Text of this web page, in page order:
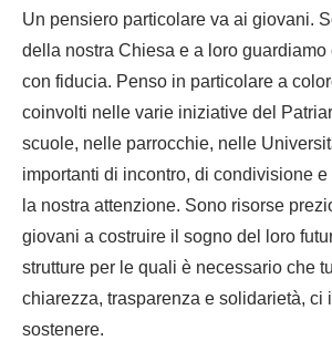
Un pensiero particolare va ai giovani.
della nostra Chiesa e a loro
con fiducia. Penso in particolare a
coinvolti nelle varie iniziative del
scuole, nelle parrocchie, nelle
importanti di incontro, di condivisione
la nostra attenzione. Sono risorse
giovani a costruire il sogno del loro
strutture per le quali è necessario che
chiarezza, trasparenza e solidarietà,
sostenere.